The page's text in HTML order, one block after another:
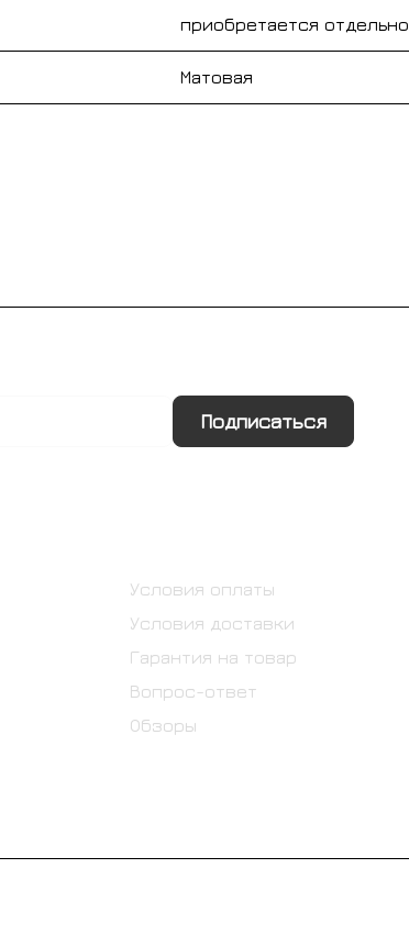
приобретается отдельно
Матовая
Подписаться
Условия оплаты
Условия доставки
Гарантия на товар
Вопрос-ответ
Обзоры